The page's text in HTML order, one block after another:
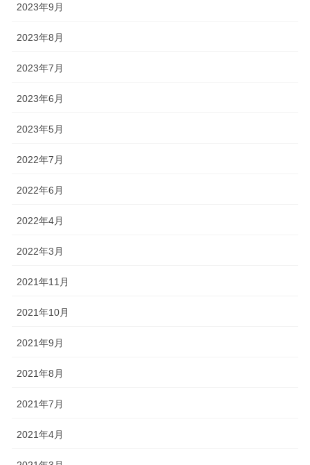
2023年9月
2023年8月
2023年7月
2023年6月
2023年5月
2022年7月
2022年6月
2022年4月
2022年3月
2021年11月
2021年10月
2021年9月
2021年8月
2021年7月
2021年4月